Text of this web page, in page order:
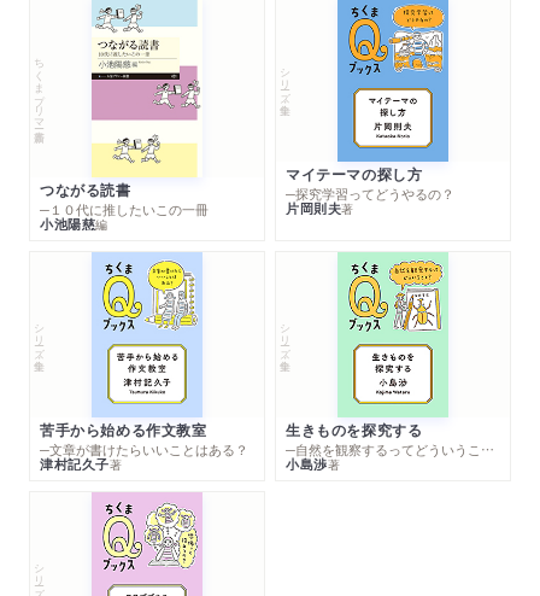
ちくまプリマー新書
つながる読書
─１０代に推したいこの一冊
小池陽慈編
シリーズ・全集
マイテーマの探し方
─探究学習ってどうやるの？
片岡則夫著
シリーズ・全集
苦手から始める作文教室
─文章が書けたらいいことはある？
津村記久子著
シリーズ・全集
生きものを探究する
─自然を観察するってどういうこと？
小島渉著
シリーズ・全集